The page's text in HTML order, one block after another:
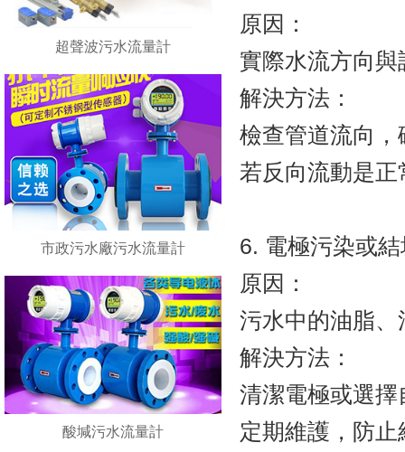
超聲波污水流量計
市政污水廠污水流量計
酸堿污水流量計
原因：
實際水流方向與
解決方法：
檢查管道流向，
若反向流動是正
6. 電極污染或
原因：
污水中的油脂
解決方法：
清潔電極或選擇
定期維護，防